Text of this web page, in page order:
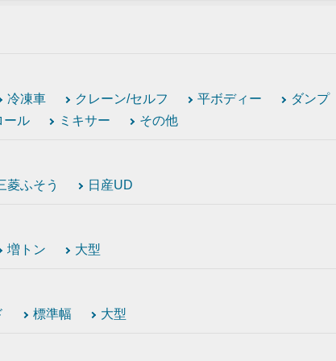
冷凍車 クレーン/セルフ 平ボディー ダンプ
ール ミキサー その他
菱ふそう 日産UD
増トン 大型
標準幅 大型